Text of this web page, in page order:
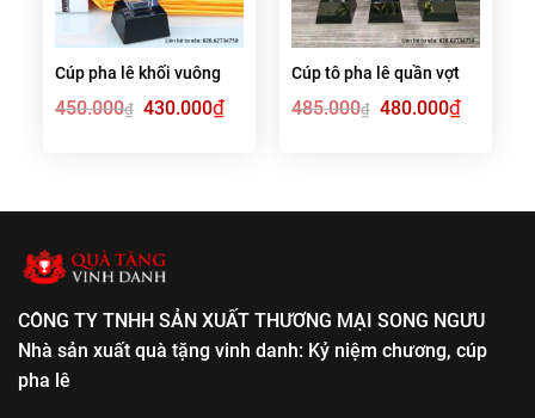
Cúp pha lê khối vuông
450.000₫
Giá
gốc
430.000₫Giá
hiện
Cúp tô pha lê quần vợt
485.000₫
Giá
gốc
480.000₫Giá
hiện
CÔNG TY TNHH SẢN XUẤT THƯƠNG MẠI SONG NGƯU
Nhà sản xuất quà tặng vinh danh: Kỷ niệm chương, cúp
pha lê